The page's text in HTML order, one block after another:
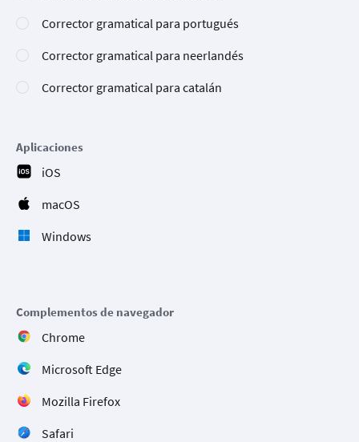
Corrector gramatical para portugués
Corrector gramatical para neerlandés
Corrector gramatical para catalán
Aplicaciones
iOS
macOS
Windows
Complementos de navegador
Chrome
Microsoft Edge
Mozilla Firefox
Safari